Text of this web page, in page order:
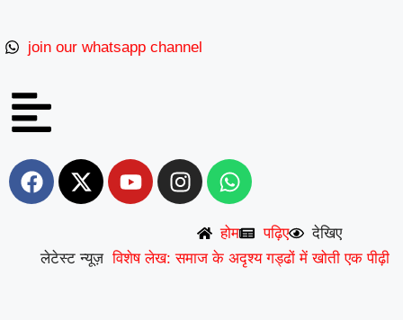
join our whatsapp channel
होम पढ़िए
देखिए
लेटेस्ट न्यूज़ विशेष लेख: समाज के अदृश्य गड्ढों में खोती एक पीढ़ी